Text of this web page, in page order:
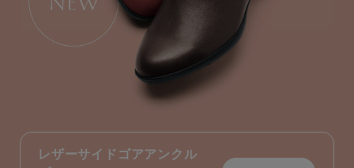
レザーサイドゴアアンクル